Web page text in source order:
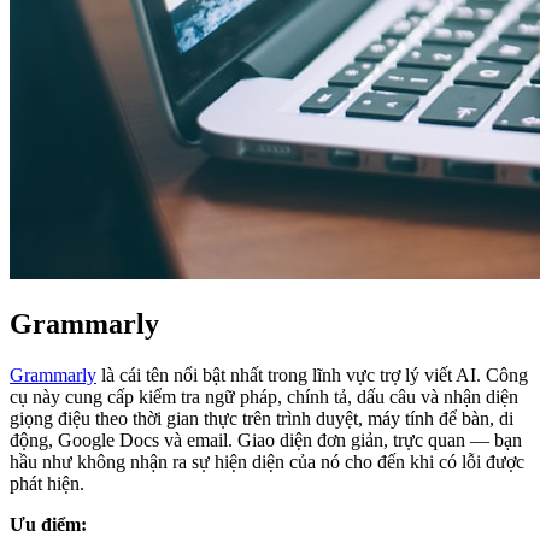
Grammarly
Grammarly là cái tên nổi bật nhất trong lĩnh vực trợ lý viết AI. Công
cụ này cung cấp kiểm tra ngữ pháp, chính tả, dấu câu và nhận diện
giọng điệu theo thời gian thực trên trình duyệt, máy tính để bàn, di
động, Google Docs và email. Giao diện đơn giản, trực quan — bạn
hầu như không nhận ra sự hiện diện của nó cho đến khi có lỗi được
phát hiện.
Ưu điểm: